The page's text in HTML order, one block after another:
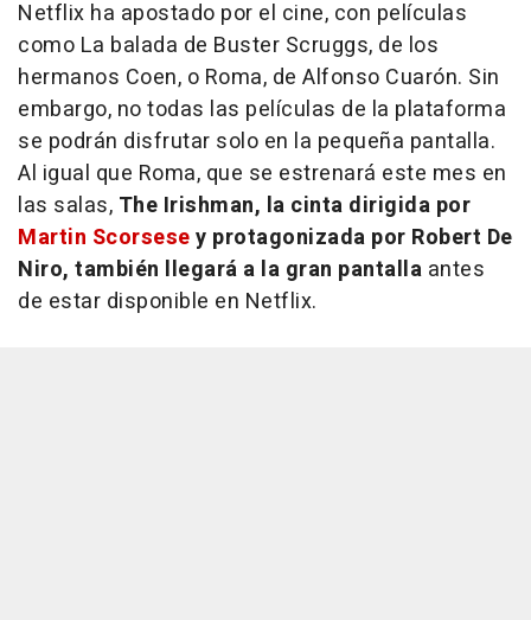
Netflix ha apostado por el cine, con películas
como La balada de Buster Scruggs, de los
hermanos Coen, o Roma, de Alfonso Cuarón. Sin
embargo, no todas las películas de la plataforma
se podrán disfrutar solo en la pequeña pantalla.
Al igual que Roma, que se estrenará este mes en
las salas, The Irishman, la cinta dirigida por
Martin Scorsesey protagonizada por Robert De
Niro, también llegará a la gran pantalla antes
de estar disponible en Netflix.